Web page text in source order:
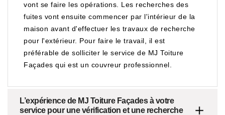
vont se faire les opérations. Les recherches des
fuites vont ensuite commencer par l'intérieur de la
maison avant d'effectuer les travaux de recherche
pour l'extérieur. Pour faire le travail, il est
préférable de solliciter le service de MJ Toiture
Façades qui est un couvreur professionnel.
L’expérience de MJ Toiture Façades à votre
service pour une vérification et une recherche